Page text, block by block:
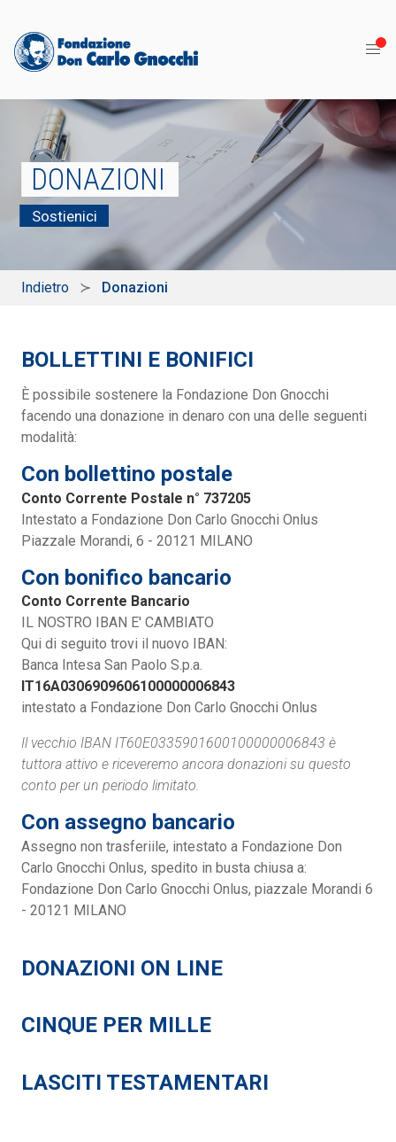
DONAZIONI
Sostienici
Indietro Donazioni
BOLLETTINI E BONIFICI
È possibile sostenere la Fondazione Don Gnocchi
facendo una donazione in denaro con una delle seguenti
modalità:
Con bollettino postale
Conto Corrente Postale n° 737205
Intestato a Fondazione Don Carlo Gnocchi Onlus
Piazzale Morandi, 6 - 20121 MILANO
Con bonifico bancario
Conto Corrente Bancario
IL NOSTRO IBAN E' CAMBIATO
Qui di seguito trovi il nuovo IBAN:
Banca Intesa San Paolo S.p.a.
IT16A0306909606100000006843
intestato a Fondazione Don Carlo Gnocchi Onlus
Il vecchio IBAN IT60E0335901600100000006843 è
tuttora attivo e riceveremo ancora donazioni su questo
conto per un periodo limitato.
Con assegno bancario
Assegno non trasferiile, intestato a Fondazione Don
Carlo Gnocchi Onlus, spedito in busta chiusa a:
Fondazione Don Carlo Gnocchi Onlus, piazzale Morandi 6
- 20121 MILANO
DONAZIONI ON LINE
CINQUE PER MILLE
LASCITI TESTAMENTARI